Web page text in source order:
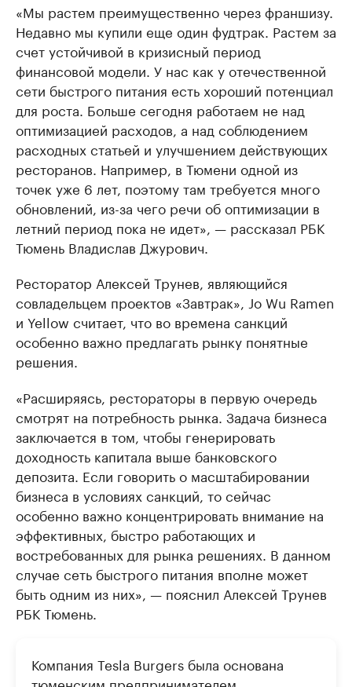
«Мы растем преимущественно через франшизу.
Недавно мы купили еще один фудтрак. Растем за
счет устойчивой в кризисный период
финансовой модели. У нас как у отечественной
сети быстрого питания есть хороший потенциал
для роста. Больше сегодня работаем не над
оптимизацией расходов, а над соблюдением
расходных статьей и улучшением действующих
ресторанов. Например, в Тюмени одной из
точек уже 6 лет, поэтому там требуется много
обновлений, из-за чего речи об оптимизации в
летний период пока не идет», — рассказал РБК
Тюмень Владислав Джурович.
Ресторатор Алексей Трунев, являющийся
совладельцем проектов «Завтрак», Jo Wu Ramen
и Yellow считает, что во времена санкций
особенно важно предлагать рынку понятные
решения.
«Расширяясь, рестораторы в первую очередь
смотрят на потребность рынка. Задача бизнеса
заключается в том, чтобы генерировать
доходность капитала выше банковского
депозита. Если говорить о масштабировании
бизнеса в условиях санкций, то сейчас
особенно важно концентрировать внимание на
эффективных, быстро работающих и
востребованных для рынка решениях. В данном
случае сеть быстрого питания вполне может
быть одним из них», — пояснил Алексей Трунев
РБК Тюмень.
Компания Tesla Burgers была основана